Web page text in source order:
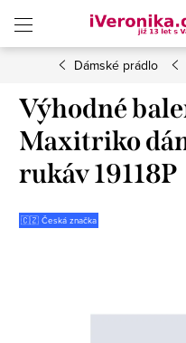
obsah
Dámské prádlo
Výhodné
Maxitriko
rukáv 19118P
🇨🇿 Česká značka